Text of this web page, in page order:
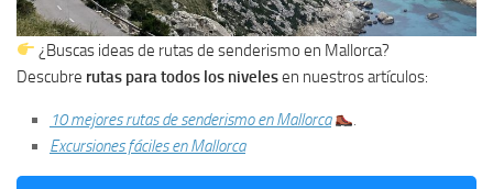
¿Buscas ideas de rutas de senderismo en Mallorca?
Descubre rutas para todos los nivelesen nuestros artículos:
10 mejores rutas de senderismo en Mallorca
Excursiones fáciles en Mallorca